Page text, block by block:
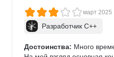
март 2025
Разработчик C++
Достоинства: Много